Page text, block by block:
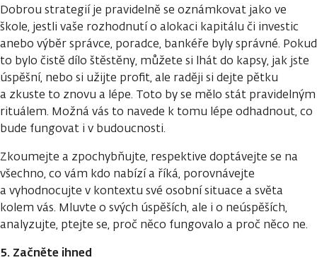
Dobrou strategií je pravidelně se oznámkovat jako ve
škole, jestli vaše rozhodnutí o alokaci kapitálu či investic
anebo výběr správce, poradce, bankéře byly správné. Pokud
to bylo čistě dílo štěstěny, můžete si lhát do kapsy, jak jste
úspěšní, nebo si užijte profit, ale raději si dejte pětku
a zkuste to znovu a lépe. Toto by se mělo stát pravidelným
rituálem. Možná vás to navede k tomu lépe odhadnout, co
bude fungovat i v budoucnosti.
Zkoumejte a zpochybňujte, respektive doptávejte se na
všechno, co vám kdo nabízí a říká, porovnávejte
a vyhodnocujte v kontextu své osobní situace a světa
kolem vás. Mluvte o svých úspěších, ale i o neúspěších,
analyzujte, ptejte se, proč něco fungovalo a proč něco ne.
5. Začněte ihned